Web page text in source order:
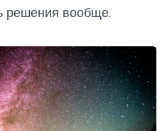
решения вообще.